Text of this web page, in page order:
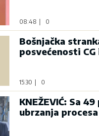
08:48 0
Bošnjačka
posvećenosti
15:30 0
KNEŽEVIĆ: Sa
ubrzanja